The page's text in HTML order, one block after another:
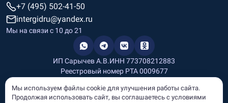
+7 (495) 502-41-50
intergidru@yandex.ru
Мы на связи c 10 до 21
ИП Сарычев А.В.ИНН 773708212883
Реестровый номер РТА 0009677
Информация, размещённая на сайте, носит информационный
Мы используем файлы cookie для улучшения работы сайта.
Продолжая использовать сайт, вы соглашаетесь с условиями